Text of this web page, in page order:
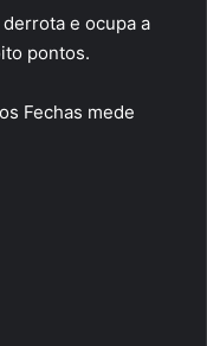
e ocupa a
pontos.
Fechas mede